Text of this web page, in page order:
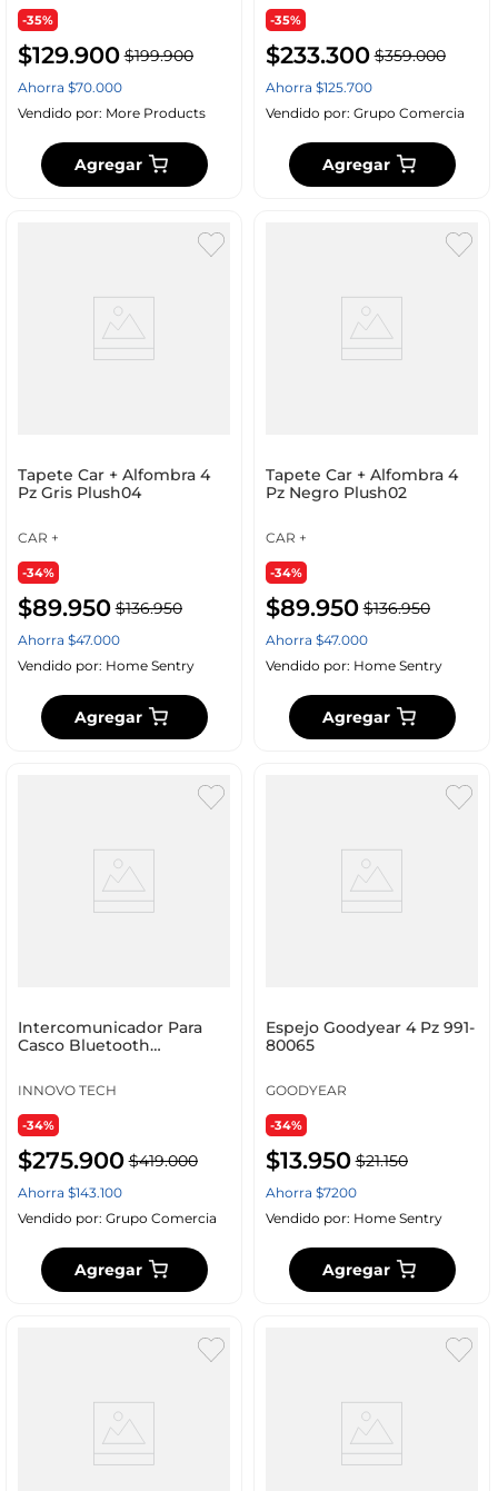
-35%
$129.900 $199.900
Ahorra $70.000
Vendido por: More Products
Agregar
-35%
$233.300 $359.000
Ahorra $125.700
Vendido por: Grupo Comercia
Agregar
Tapete Car + Alfombra 4
Pz Gris Plush04
CAR +
-34%
$89.950 $136.950
Ahorra $47.000
Vendido por: Home Sentry
Agregar
Tapete Car + Alfombra 4
Pz Negro Plush02
CAR +
-34%
$89.950 $136.950
Ahorra $47.000
Vendido por: Home Sentry
Agregar
Intercomunicador Para
Casco Bluetooth
INNOVO TECH
-34%
$275.900 $419.000
Ahorra $143.100
Vendido por: Grupo Comercia
Agregar
Espejo Goodyear 4 Pz 991-
80065
GOODYEAR
-34%
$13.950 $21.150
Ahorra $7200
Vendido por: Home Sentry
Agregar